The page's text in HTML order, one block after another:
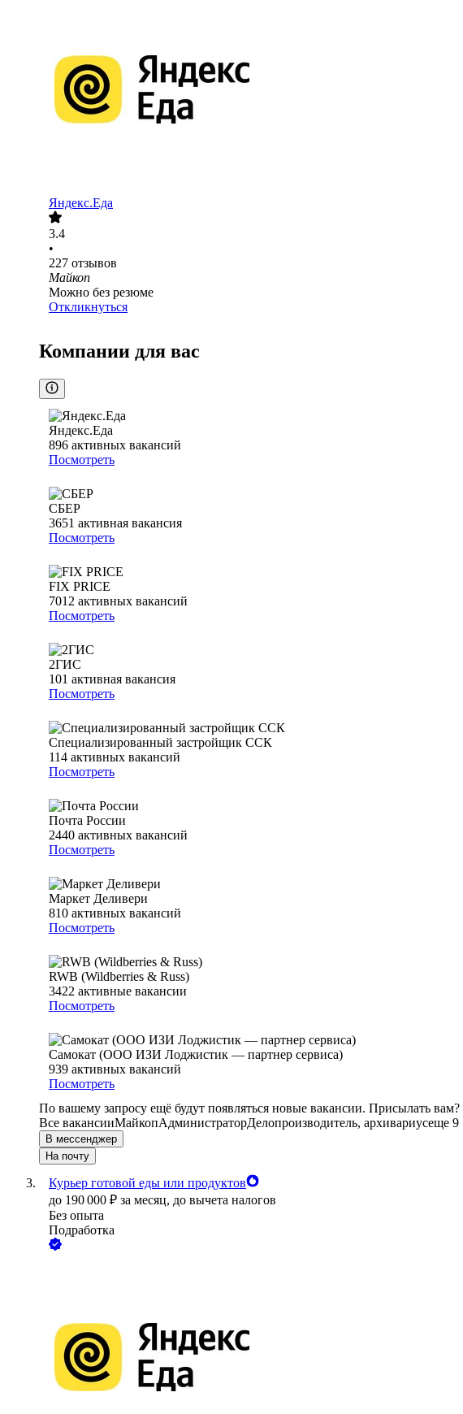
Яндекс.Еда
3.4
•
227 отзывов
Майкоп
Можно без резюме
Откликнуться
Компании для вас
Яндекс.Еда
896 активных вакансий
Посмотреть
СБЕР
3651 активная вакансия
Посмотреть
FIX PRICE
7012 активных вакансий
Посмотреть
2ГИС
101 активная вакансия
Посмотреть
Специализированный застройщик ССК
114 активных вакансий
Посмотреть
Почта России
2440 активных вакансий
Посмотреть
Маркет Деливери
810 активных вакансий
Посмотреть
RWB (Wildberries & Russ)
3422 активные вакансии
Посмотреть
Самокат (ООО ИЗИ Лоджистик — партнер сервиса)
939 активных вакансий
Посмотреть
По вашему запросу ещё будут появляться новые вакансии. Присылать вам?
Все вакансииМайкопАдминистраторДелопроизводитель, архивариусеще 9
В мессенджер
На почту
Курьер готовой еды или продуктов
до 190 000 ₽ за месяц, до вычета налогов
Без опыта
Подработка